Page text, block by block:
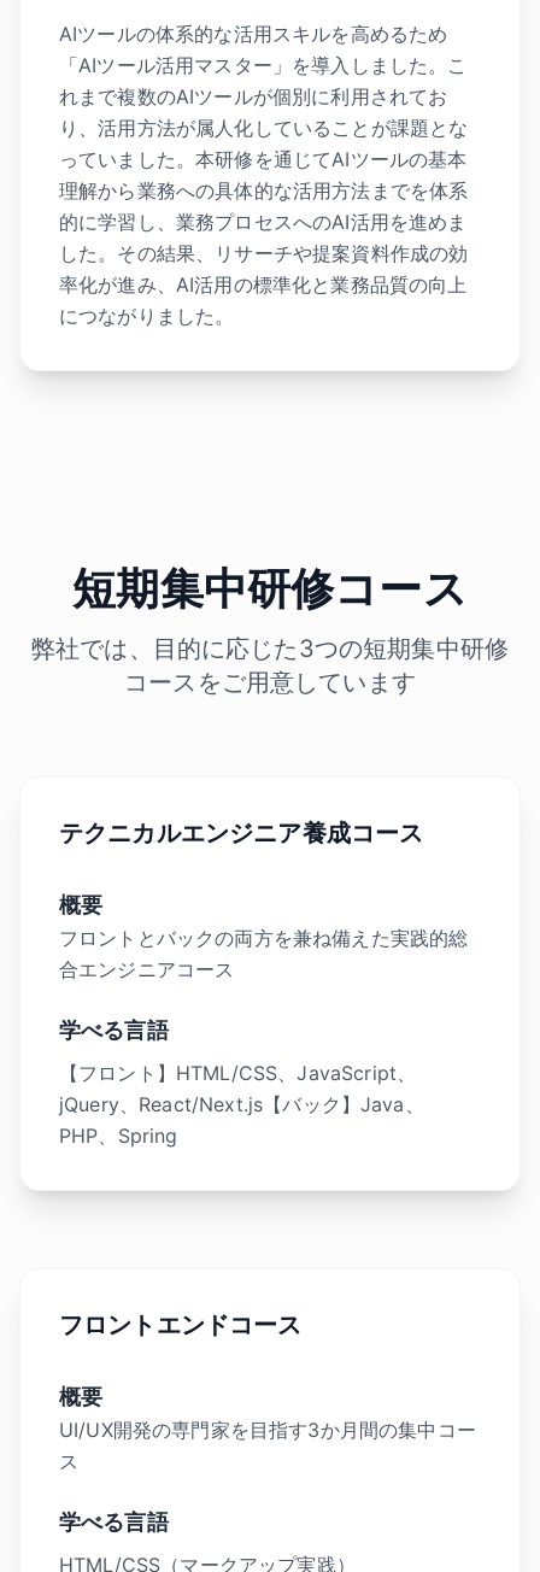
AIツールの体系的な活用スキルを高めるため
「AIツール活用マスター」を導入しました。こ
れまで複数のAIツールが個別に利用されてお
り、活用方法が属人化していることが課題とな
っていました。本研修を通じてAIツールの基本
理解から業務への具体的な活用方法までを体系
的に学習し、業務プロセスへのAI活用を進めま
した。その結果、リサーチや提案資料作成の効
率化が進み、AI活用の標準化と業務品質の向上
につながりました。
短期集中研修コース
弊社では、目的に応じた3つの短期集中研修
コースをご用意しています
テクニカルエンジニア養成コース
概要
フロントとバックの両方を兼ね備えた実践的総
合エンジニアコース
学べる言語
【フロント】HTML/CSS、JavaScript、
jQuery、React/Next.js【バック】Java、
PHP、Spring
フロントエンドコース
概要
UI/UX開発の専門家を目指す3か月間の集中コー
ス
学べる言語
HTML/CSS（マークアップ実践）